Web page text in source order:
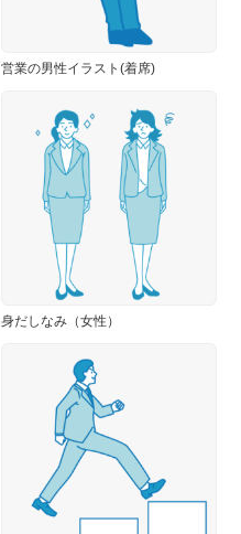
営業の男性イラスト(着席)
身だしなみ（女性）